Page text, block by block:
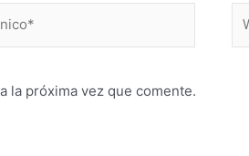
la próxima vez que comente.